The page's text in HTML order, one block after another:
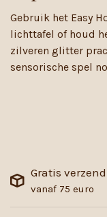
Gebruik het Easy
lichttafel of houd
zilveren glitter
sensorische spel
Gratis
vanaf 75 euro